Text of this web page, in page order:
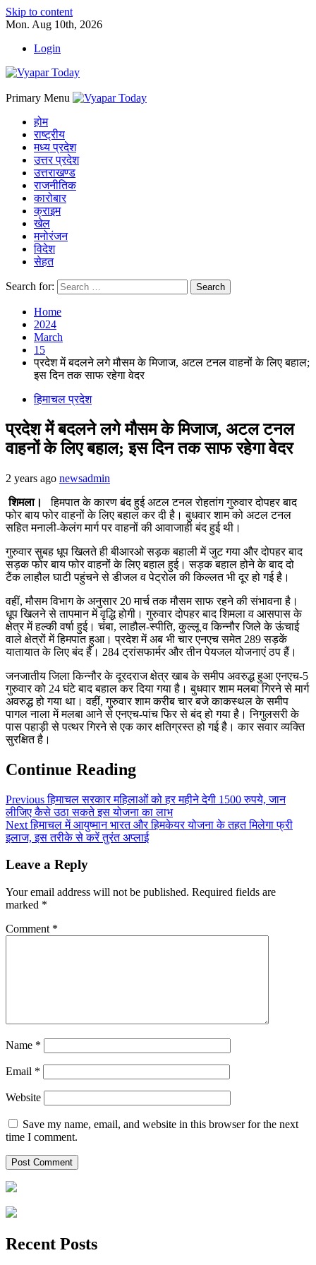
Skip to content
Mon. Aug 10th, 2026
Login
Primary Menu
होम
राष्ट्रीय
मध्य प्रदेश
उत्तर प्रदेश
उत्तराखण्ड
राजनीतिक
कारोबार
क्राइम
खेल
मनोरंजन
विदेश
सेहत
Search for:
Home
2024
March
15
प्रदेश में बदलने लगे मौसम के मिजाज, अटल टनल वाहनों के लिए बहाल;
इस दिन तक साफ रहेगा वेदर
हिमाचल प्रदेश
प्रदेश में बदलने लगे मौसम के मिजाज, अटल टनल
वाहनों के लिए बहाल; इस दिन तक साफ रहेगा वेदर
2 years ago newsadmin
शिमला।
हिमपात के कारण बंद हुई अटल टनल रोहतांग गुरुवार दोपहर बाद
फोर बाय फोर वाहनों के लिए बहाल कर दी है। बुधवार शाम को अटल टनल
सहित मनाली-केलंग मार्ग पर वाहनों की आवाजाही बंद हुई थी।
गुरुवार सुबह धूप खिलते ही बीआरओ सड़क बहाली में जुट गया और दोपहर बाद
सड़क फोर बाय फोर वाहनों के लिए बहाल हुई। सड़क बहाल होने के बाद दो
टैंक लाहौल घाटी पहुंचने से डीजल व पेट्रोल की किल्लत भी दूर हो गई है।
वहीं, मौसम विभाग के अनुसार 20 मार्च तक मौसम साफ रहने की संभावना है।
धूप खिलने से तापमान में वृद्धि होगी। गुरुवार दोपहर बाद शिमला व आसपास के
क्षेत्र में हल्की वर्षा हुई। चंबा, लाहौल-स्पीति, कुल्लू व किन्नौर जिले के ऊंचाई
वाले क्षेत्रों में हिमपात हुआ। प्रदेश में अब भी चार एनएच समेत 289 सड़कें
यातायात के लिए बंद हैं। 284 ट्रांसफार्मर और तीन पेयजल योजनाएं ठप हैं।
जनजातीय जिला किन्नौर के दूरदराज क्षेत्र खाब के समीप अवरुद्ध हुआ एनएच-5
गुरुवार को 24 घंटे बाद बहाल कर दिया गया है। बुधवार शाम मलबा गिरने से मार्ग
अवरुद्ध हो गया था। वहीं, गुरुवार शाम करीब चार बजे काकस्थल के समीप
पागल नाला में मलबा आने से एनएच-पांच फिर से बंद हो गया है। निगुलसरी के
पास पहाड़ी से पत्थर गिरने से एक कार क्षतिग्रस्त हो गई है। कार सवार व्यक्ति
सुरक्षित है।
Continue Reading
Previousहिमाचल सरकार महिलाओं को हर महीने देगी 1500 रुपये, जान
लीजिए कैसे उठा सकते इस योजना का लाभ
Nextहिमाचल में आयुष्मान भारत और हिमकेयर योजना के तहत मिलेगा फ्री
इलाज, इस तरीके से करें तुरंत अप्लाई
Leave a Reply
Your email address will not be published. Required fields are
marked *
Comment *
Name *
Email *
Website
Save my name, email, and website in this browser for the next
time I comment.
Recent Posts